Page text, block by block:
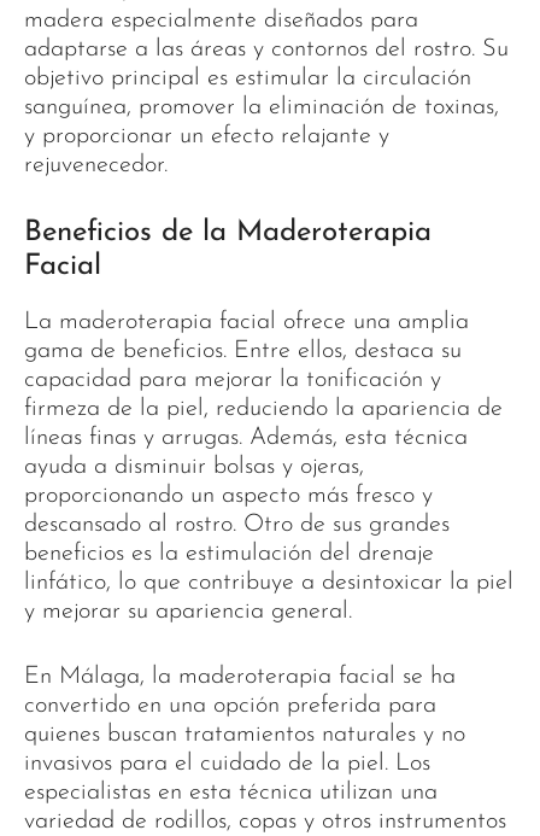
madera especialmente diseñados para
adaptarse a las áreas y contornos del rostro. Su
objetivo principal es estimular la circulación
sanguínea, promover la eliminación de toxinas,
y proporcionar un efecto relajante y
rejuvenecedor.
Beneficios de la Maderoterapia
Facial
La maderoterapia facial ofrece una amplia
gama de beneficios. Entre ellos, destaca su
capacidad para mejorar la tonificación y
firmeza de la piel, reduciendo la apariencia de
líneas finas y arrugas. Además, esta técnica
ayuda a disminuir bolsas y ojeras,
proporcionando un aspecto más fresco y
descansado al rostro. Otro de sus grandes
beneficios es la estimulación del drenaje
linfático, lo que contribuye a desintoxicar la piel
y mejorar su apariencia general.
En Málaga, la maderoterapia facial se ha
convertido en una opción preferida para
quienes buscan tratamientos naturales y no
invasivos para el cuidado de la piel. Los
especialistas en esta técnica utilizan una
variedad de rodillos, copas y otros instrumentos